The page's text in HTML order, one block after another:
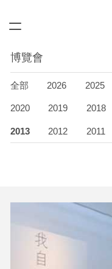
博覽會
全部 2026 2025
2020 2019 2018
2013 2012 2011